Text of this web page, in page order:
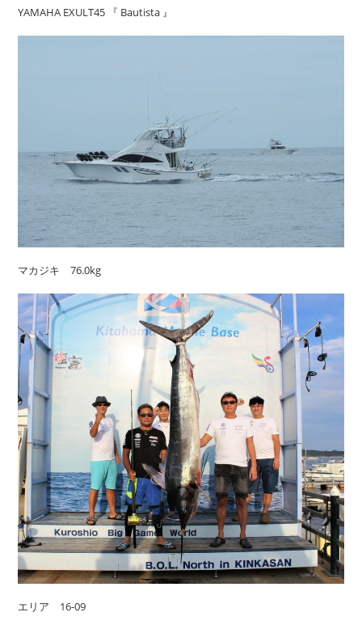
YAMAHA EXULT45 『 Bautista 』
マカジキ 76.0kg
エリア 16-09